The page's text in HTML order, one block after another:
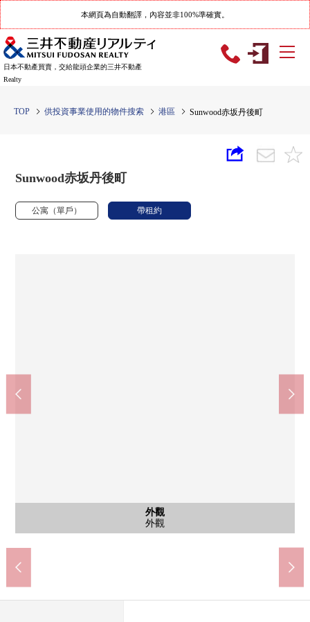
本網頁為自動翻譯，內容並非100%準確實。
日本不動產買賣，交給龍頭企業的三井不動產
Realty
TOP 供投資事業使用的物件搜索 港區 Sunwood赤坂丹後町
Sunwood赤坂丹後町
公寓（單戶） 帶租約
外觀
外觀
外觀
外觀
入口
入口
共有部分
共有部分
Mybasket赤坂3丁目商店(約340m)
Maruetsu微型赤坂Biz Tower店(約590m)
7-Eleven赤坂4丁目商店(約220m)
Lawson赤坂4丁目商店(約220m)
杉藥房赤坂見附南店(約430m)
赤坂一木份郵局(約340m)
港區立小中連貫教育校赤坂學校赤坂小學(約880m)
港區立小中連貫教育校赤坂學校赤坂中學(約940m)
赤坂站(東京地鐵線千代田線)(約670m)
赤坂見附站(東京地鐵線丸之內線)(約540m)
步行7分鐘。